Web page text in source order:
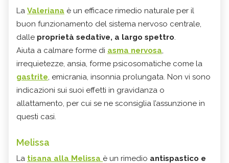
La Valeriana è un efficace rimedio naturale per il
buon funzionamento del sistema nervoso centrale,
dalle proprietà sedative, a largo spettro.
Aiuta a calmare forme di asma nervosa,
irrequietezze, ansia, forme psicosomatiche come la
gastrite, emicrania, insonnia prolungata. Non vi sono
indicazioni sui suoi effetti in gravidanza o
allattamento, per cui se ne sconsiglia l’assunzione in
questi casi.
Melissa
La tisana alla Melissa è un rimedio antispastico e